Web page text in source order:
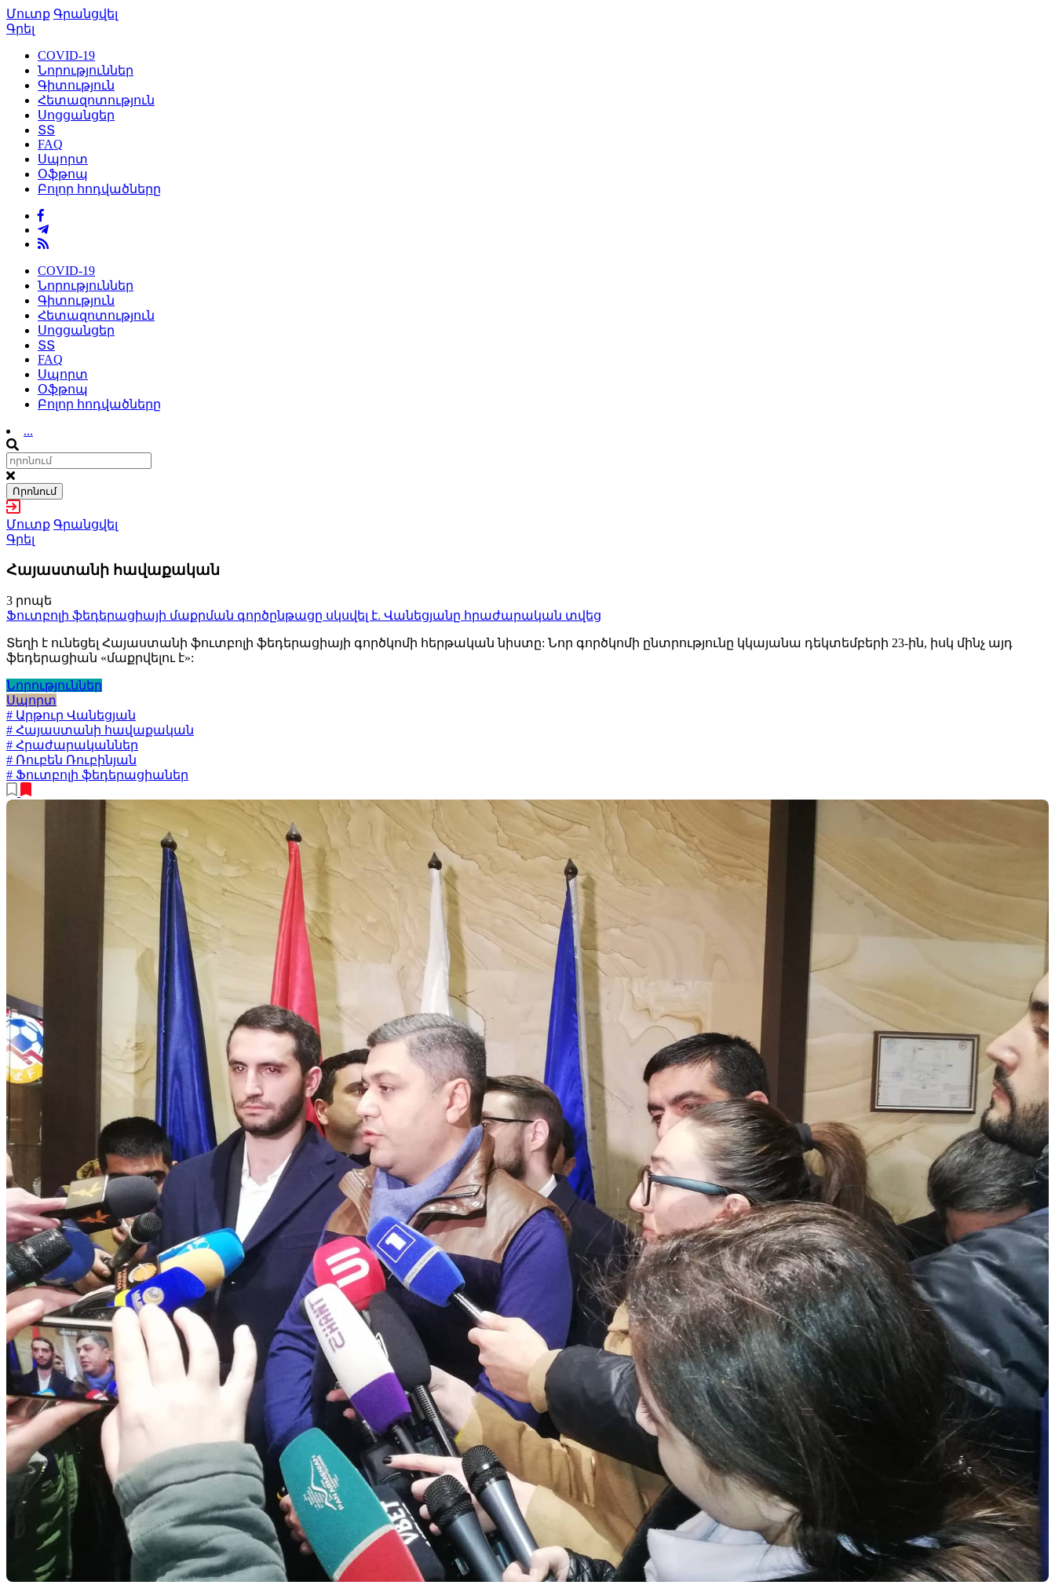
Մուտք Գրանցվել
Գրել
COVID-19
Նորություններ
Գիտություն
Հետազոտություն
Սոցցանցեր
ՏՏ
FAQ
Սպորտ
Օֆթոպ
Բոլոր հոդվածները
COVID-19
Նորություններ
Գիտություն
Հետազոտություն
Սոցցանցեր
ՏՏ
FAQ
Սպորտ
Օֆթոպ
Բոլոր հոդվածները
...
Որոնում
Մուտք Գրանցվել
Գրել
Հայաստանի հավաքական
3 րոպե
Ֆուտբոլի ֆեդերացիայի մաքրման գործընթացը սկսվել է. Վանեցյանը հրաժարական տվեց
Տեղի է ունեցել Հայաստանի ֆուտբոլի ֆեդերացիայի գործկոմի հերթական նիստը: Նոր գործկոմի ընտրությունը կկայանա դեկտեմբերի 23-ին, իսկ մինչ այդ
ֆեդերացիան «մաքրվելու է»:
Նորություններ
Սպորտ
# Արթուր Վանեցյան
# Հայաստանի հավաքական
# Հրաժարականներ
# Ռուբեն Ռուբինյան
# Ֆուտբոլի ֆեդերացիաներ